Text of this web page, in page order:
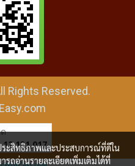
Rights Reserved.
12,131,017
ระสิทธิภาพและประสบการณ์ที่ดีใน
รถอ่านรายละเอียดเพิ่มเติมได้ที่